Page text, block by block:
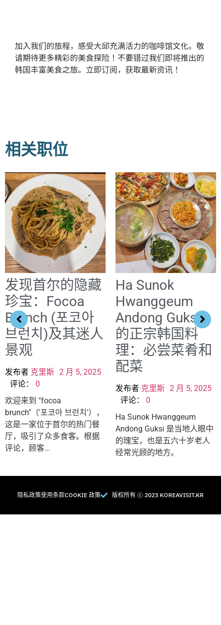
加入我们的旅程，感受大邱充满活力的咖啡馆文化。敬
请期待更多精彩的美食探险！不要错过我们即将推出的
韩国丰富美食之旅。立即订阅，获取最新资讯！
相关职位
发现首尔的隐藏
珍宝：Focoa
Brunch (포코아
브런치)及其迷人
景观
发布者 克里斯 2 月 5, 2025
评论： 0
欢迎来到 "focoa
brunch"（'포코아 브런치'），
这是一家位于首尔的热门餐
厅，吸引了众多食客。根据
评论，顾客...
Ha Sunok
Hwanggeum
Andong Guksi
的正宗韩国料
理：必尝菜肴和
配菜
发布者 克里斯 2 月 5, 2025
评论： 0
Ha Sunok Hwanggeum
Andong Guksi 是当地人眼中
的瑰宝，也是五六十岁老人
经常光顾的地方。
隐私政策使用条款COOKIE 政策 版权所有 Ⓒ 2023 KOREAVISIT.KR